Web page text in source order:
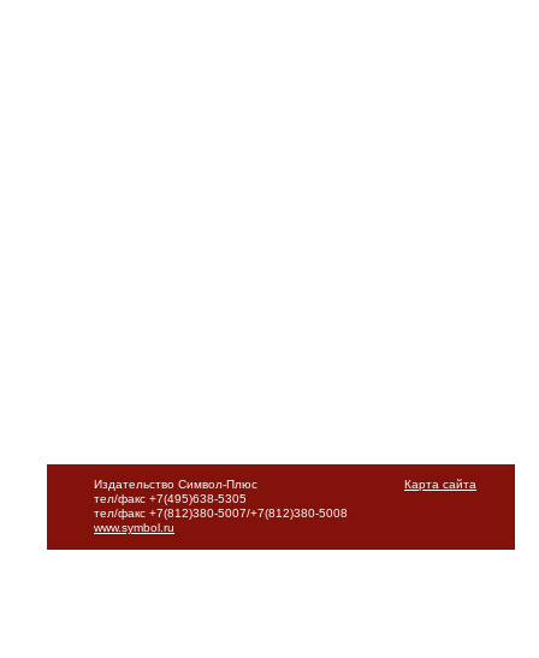
Карта сайта
Издательство Символ-Плюс
тел/факс +7(495)638-5305
тел/факс +7(812)380-5007/+7(812)380-5008
www.symbol.ru